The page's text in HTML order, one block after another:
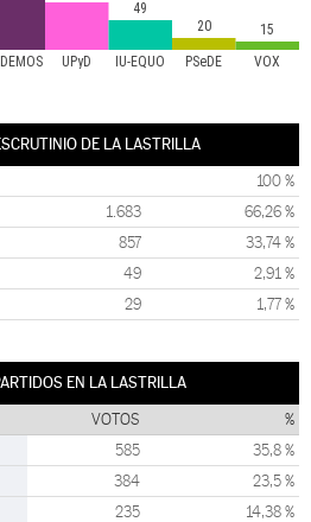
UPyD IU-EQUO PSeDE VOX
49
20
15
DE LA LASTRILLA
100 %
1.683 66,26 %
857 33,74 %
49 2,91 %
29 1,77 %
EN LA LASTRILLA
VOTOS %
585 35,8 %
384 23,5 %
235 14,38 %